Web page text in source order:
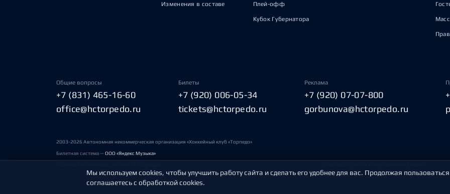
Изменения в составе Плей-офф
Кубок Губернатора
Общие вопросы
+7 (831) 465-16-60
office@hctorpedo.ru
Билеты
+7 (920) 006-05-34
tickets@hctorpedo.ru
Реклама
+7 (920) 07-07-800
gorbunova@hctorpedo.ru
2003-2026 Автономная некоммерческая организация «Хоккейный клуб «Торпедо»
Билетная система —ООО «Яндекс Музыка»
Мы используем cookies, чтобы улучшить работу сайта и сделать его удобнее для вас. Продолжая
соглашаетесь с обработкой cookies.